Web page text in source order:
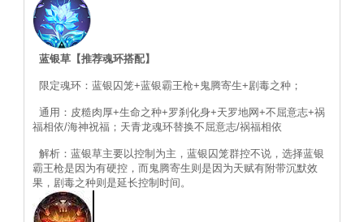
蓝银草【推荐魂环搭配】
限定魂环：蓝银囚笼+蓝银霸王枪+鬼腾寄生+剧毒之种；
通用：皮糙肉厚+生命之种+罗刹化身+天罗地网+不屈意志+祸
福相依/海神祝福；天青龙魂环替换不屈意志/祸福相依
解析：蓝银草主要以控制为主，蓝银囚笼群控不说，选择蓝银
霸王枪是因为有硬控，而鬼腾寄生则是因为天赋有附带沉默效
果，剧毒之种则是延长控制时间。